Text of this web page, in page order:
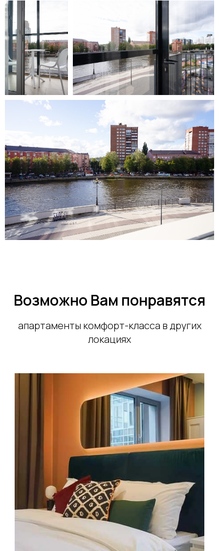
Возможно Вам понравятся
апартаменты комфорт-класса в других
локациях